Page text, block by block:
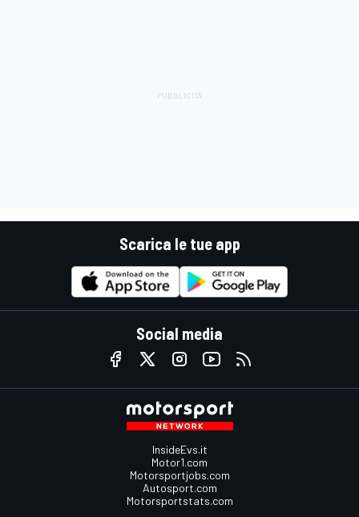
Scarica le tue app
Social media
InsideEvs.it
Motor1.com
Motorsportjobs.com
Autosport.com
Motorsportstats.com